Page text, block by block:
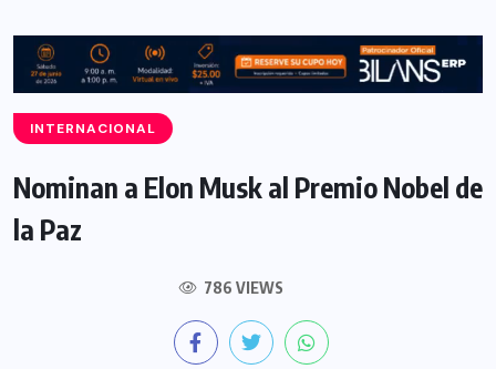
INTERNACIONAL
Nominan a Elon Musk al Premio Nobel de
la Paz
786 VIEWS